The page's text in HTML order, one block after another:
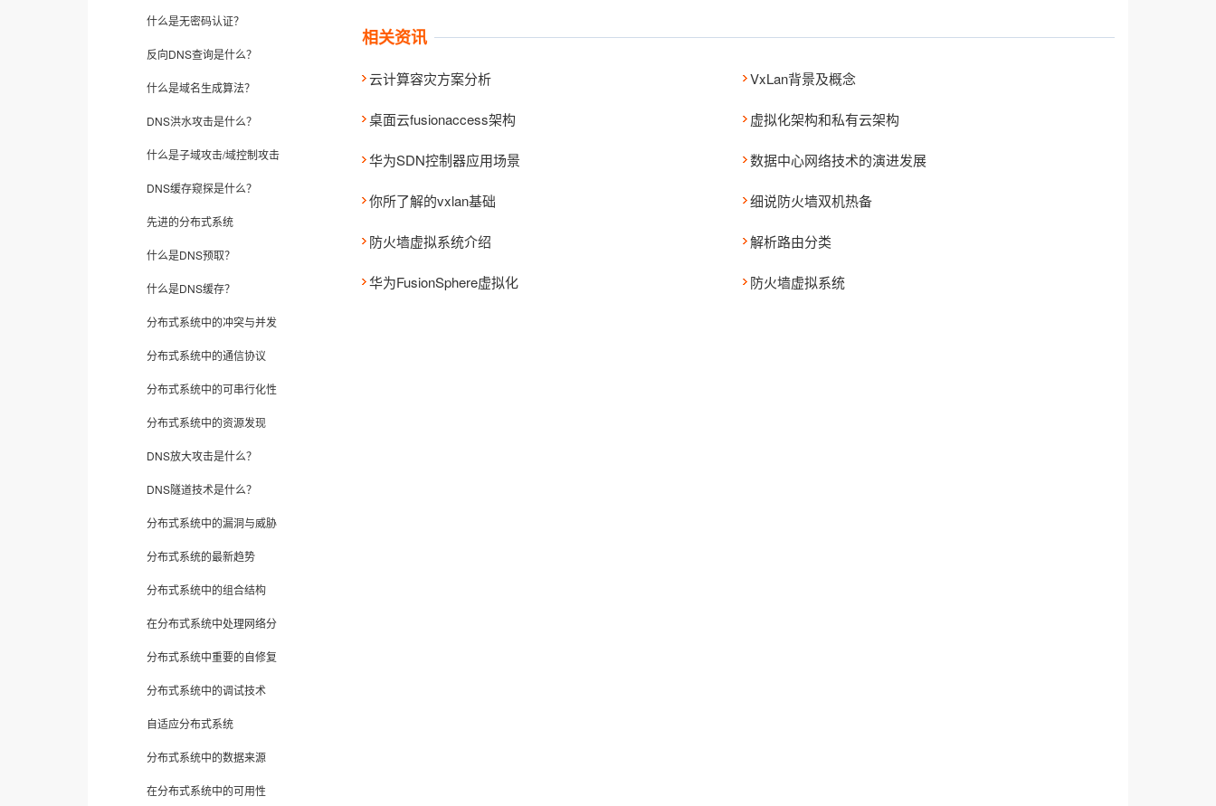
什么是无密码认证？
反向DNS查询是什么？
什么是域名生成算法？
DNS洪水攻击是什么？
什么是子域攻击/域控制攻击
DNS缓存窥探是什么？
先进的分布式系统
什么是DNS预取？
什么是DNS缓存？
分布式系统中的冲突与并发
分布式系统中的通信协议
分布式系统中的可串行化性
分布式系统中的资源发现
DNS放大攻击是什么？
DNS隧道技术是什么？
分布式系统中的漏洞与威胁
分布式系统的最新趋势
分布式系统中的组合结构
在分布式系统中处理网络分
分布式系统中重要的自修复
分布式系统中的调试技术
自适应分布式系统
分布式系统中的数据来源
在分布式系统中的可用性
相关资讯
云计算容灾方案分析 VxLan背景及概念
桌面云fusionaccess架构 虚拟化架构和私有云架构
华为SDN控制器应用场景 数据中心网络技术的演进发展
你所了解的vxlan基础 细说防火墙双机热备
防火墙虚拟系统介绍 解析路由分类
华为FusionSphere虚拟化 防火墙虚拟系统